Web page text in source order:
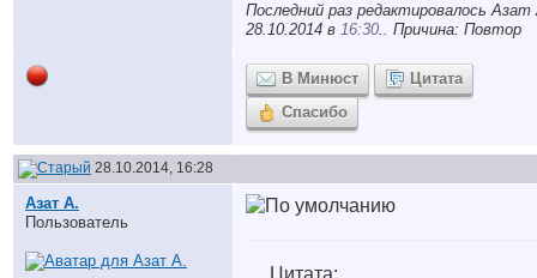
Последний раз редактировалось Азат
28.10.2014 в 16:30.. Причина: Повтор
В Минюст
Цитата
Спасибо
28.10.2014, 16:28
Азат А.
Пользователь
Цитата: